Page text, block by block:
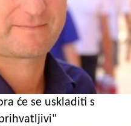
će se uskladiti s